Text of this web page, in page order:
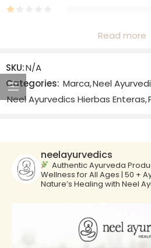
There are no reviews yet.
Read more
SKU:N/A
Categories: Marca,Neel
Neel Ayurvedics Hierbas Enteras,
neelayurvedics
Authentic Ayurveda
Wellness for All Ages | 50 +
Nature’s Healing with Neel